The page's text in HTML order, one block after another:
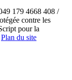
179 4668 408 /
contre les
pour la
Plan du site